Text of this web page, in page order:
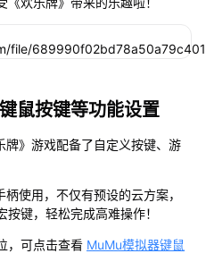
鼠按键等功能设置
》游戏配备了自定义按键、游
使用，不仅有预设的云方案，
键，轻松完成高难操作！
，可点击查看 MuMu模拟器键鼠